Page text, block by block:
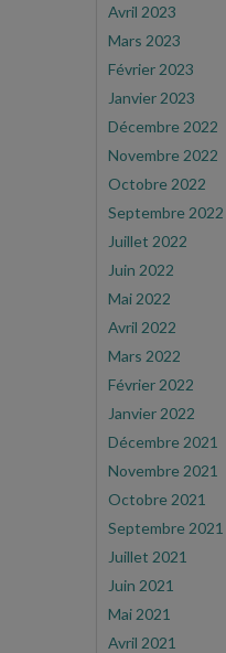
Avril 2023
Mars 2023
Février 2023
Janvier 2023
Décembre 2022
Novembre 2022
Octobre 2022
Septembre 2022
Juillet 2022
Juin 2022
Mai 2022
Avril 2022
Mars 2022
Février 2022
Janvier 2022
Décembre 2021
Novembre 2021
Octobre 2021
Septembre 2021
Juillet 2021
Juin 2021
Mai 2021
Avril 2021